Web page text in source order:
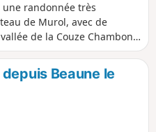
randonnée très
de Murol, avec de
de la Couze Chambon
du Marais et le Lac
de Chaudefour et le
rendez-vous avec
une boucle dans les
du village en passant
Beaune le